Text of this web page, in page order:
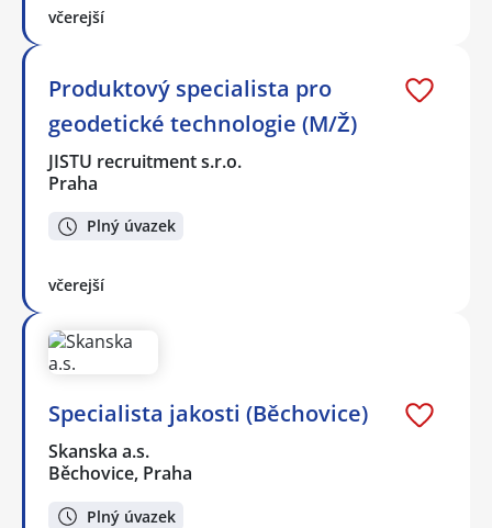
včerejší
Produktový specialista pro
geodetické technologie (M/Ž)
JISTU recruitment s.r.o.
Praha
Plný úvazek
včerejší
Specialista jakosti (Běchovice)
Skanska a.s.
Běchovice, Praha
Plný úvazek